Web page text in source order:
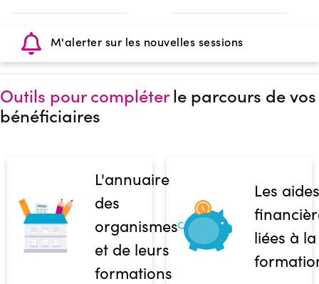
M'alerter sur les nouvelles sessions
Outils pour compléterle parcours de vos
bénéficiaires
L'annuaire
des
organismes
et de leurs
formations
Les aides
liées à la